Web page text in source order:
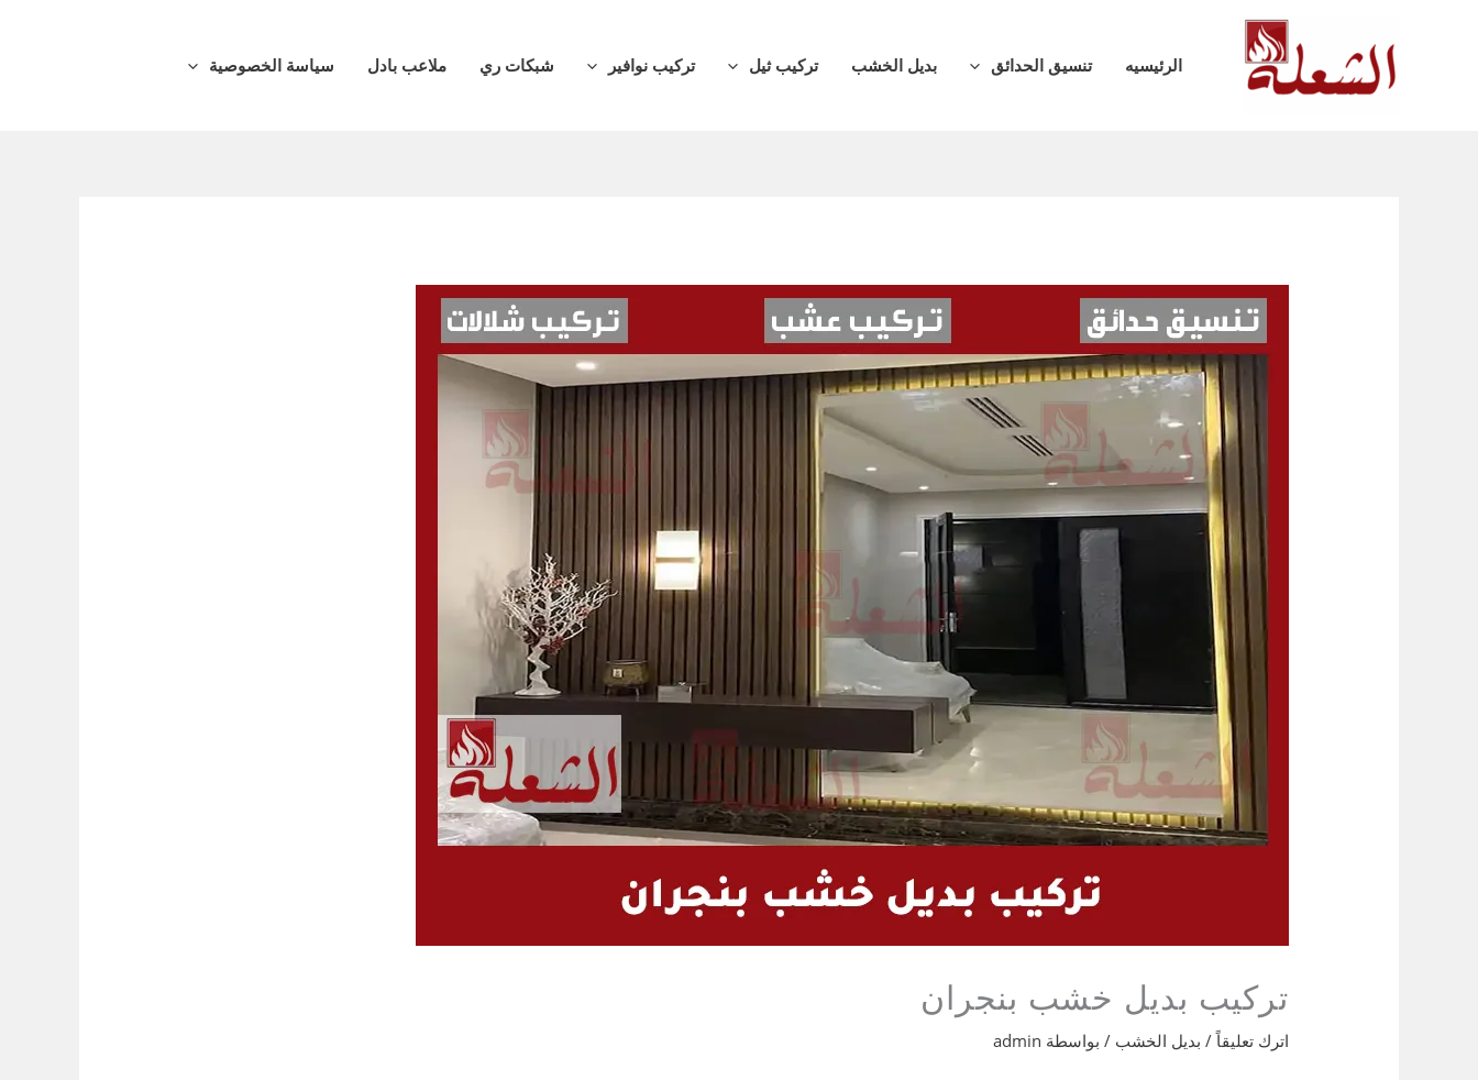
الرئيسيه تنسيق الحدائق بديل الخشب تركيب ثيل تركيب نوافير شبكات ري ملاعب بادل سياسة الخصوصية
تركيب بديل خشب بنجران
اترك تعليقاً / بديل الخشب / بواسطة admin